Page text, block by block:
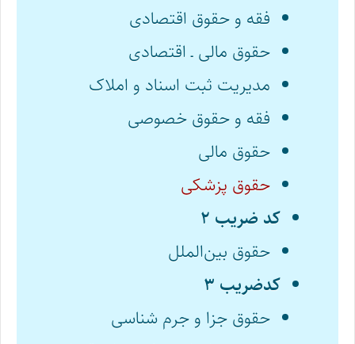
فقه و حقوق اقتصادی
حقوق مالی ـ اقتصادی
مدیریت ثبت اسناد و املاک
فقه و حقوق خصوصی
حقوق مالی
حقوق پزشکی
کد ضریب ۲
حقوق بین‌الملل
کدضریب ۳
حقوق جزا و جرم شناسی